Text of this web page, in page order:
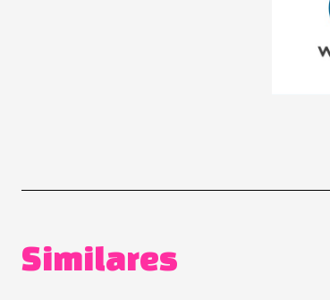
Similares